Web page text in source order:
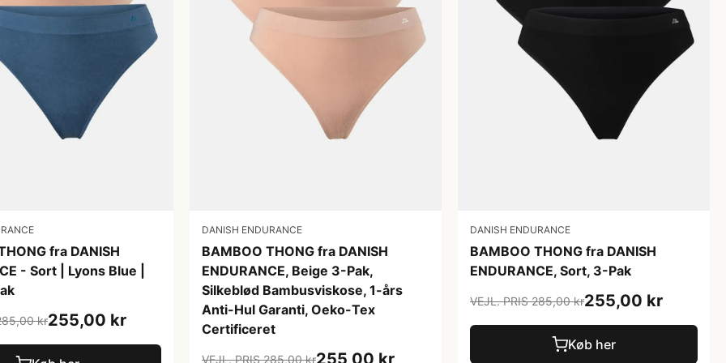
fra DANISH
- Sort | Lyons Blue |
kr255,00 kr
DANISH ENDURANCE
BAMBOO THONG fra DANISH
ENDURANCE, Beige 3-Pak,
Silkeblød Bambusviskose, 1-års
Anti-Hul Garanti, Oeko-Tex
Certificeret
VEJL. PRIS 285,00 kr255,00 kr
DANISH ENDURANCE
BAMBOO THONG fra DANISH
ENDURANCE, Sort, 3-Pak
VEJL. PRIS 285,00 kr255,00 kr
Køb her